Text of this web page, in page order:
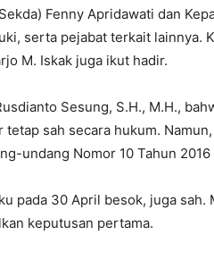
Fenny Apridawati dan
serta pejabat terkait lainnya.
M. Iskak juga ikut hadir.
Sesung, S.H., M.H.,
sah secara hukum.
undang Nomor 10 Tahun
pada 30 April besok, juga sah.
keputusan pertama.